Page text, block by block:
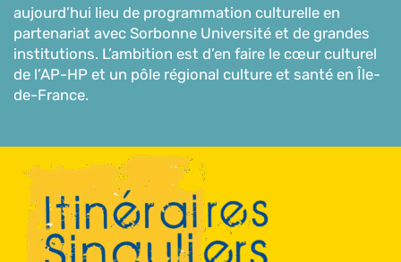
aujourd’hui lieu de programmation culturelle en
partenariat avec Sorbonne Université et de grandes
institutions. L’ambition est d’en faire le cœur culturel
de l’AP-HP et un pôle régional culture et santé en Île-
de-France.